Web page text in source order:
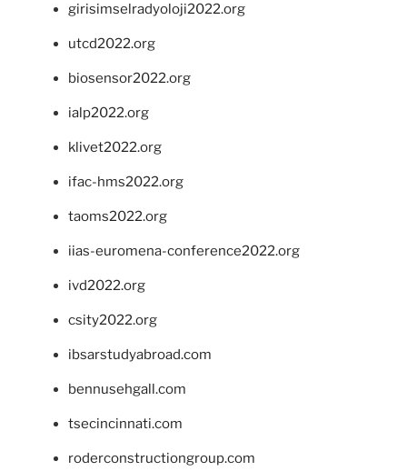
girisimselradyoloji2022.org
utcd2022.org
biosensor2022.org
ialp2022.org
klivet2022.org
ifac-hms2022.org
taoms2022.org
iias-euromena-conference2022.org
ivd2022.org
csity2022.org
ibsarstudyabroad.com
bennusehgall.com
tsecincinnati.com
roderconstructiongroup.com